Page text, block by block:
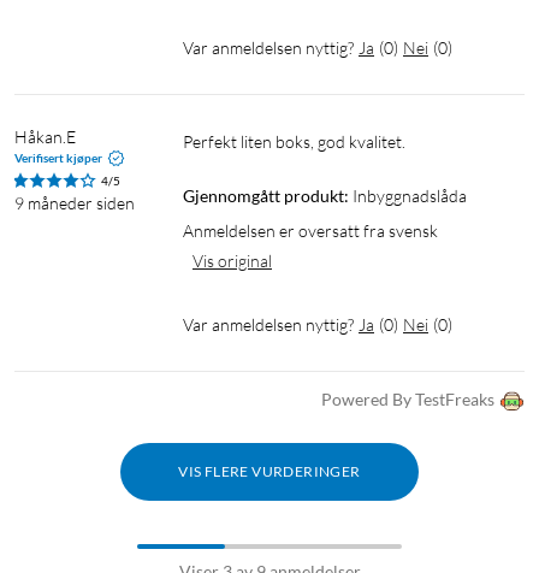
Var anmeldelsen nyttig? Ja (0) Nei (0)
Håkan.E
Verifisert kjøper
4/5
9 måneder siden
Perfekt liten boks, god kvalitet.
Gjennomgått produkt: Inbyggnadslåda
Anmeldelsen er oversatt fra svensk
Vis original
Var anmeldelsen nyttig? Ja (0) Nei (0)
Powered By TestFreaks
VIS FLERE VURDERINGER